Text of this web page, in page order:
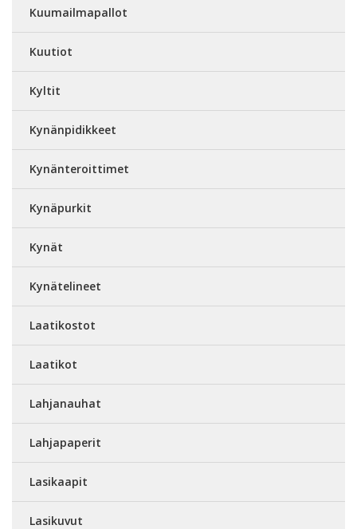
Kuumailmapallot
Kuutiot
Kyltit
Kynänpidikkeet
Kynänteroittimet
Kynäpurkit
Kynät
Kynätelineet
Laatikostot
Laatikot
Lahjanauhat
Lahjapaperit
Lasikaapit
Lasikuvut